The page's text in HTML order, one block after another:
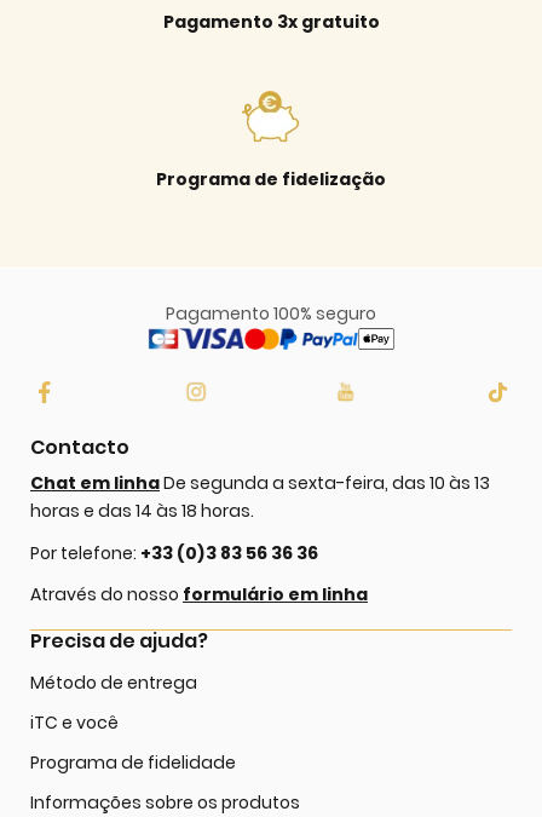
Pagamento 3x gratuito
Programa de fidelização
Pagamento 100% seguro
Contacto
Chat em linhaDe segunda a sexta-feira, das 10 às 13
horas e das 14 às 18 horas.
Por telefone: +33 (0)3 83 56 36 36
Através do nosso formulário em linha
Precisa de ajuda?
Método de entrega
iTC e você
Programa de fidelidade
Informações sobre os produtos